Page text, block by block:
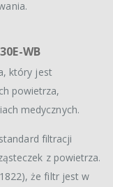
WB
który jest
powietrza,
medycznych.
filtracji
z powietrza.
że filtr jest w